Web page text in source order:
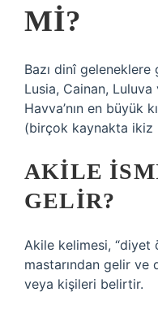
MI?
Bazı dinî geleneklere
Lusia, Cainan,
Havva’nın en büyük
(birçok kaynakta ikiz
AKILE
GELIR?
Akile kelimesi, “diyet
mastarından gelir
veya kişileri belirtir.